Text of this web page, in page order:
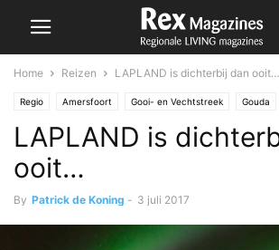
Home Reizen LAPLAND is dichterbij dan ooit…
Regio Amersfoort Gooi- en Vechtstreek Gouda
Nesselande Reizen Zoetermeer
LAPLAND is
ooit…
By Patrick de Koning - 3 juli 2017